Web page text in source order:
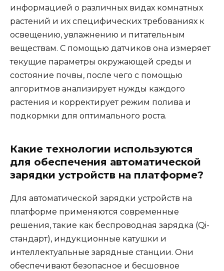
информацией о различных видах комнатных
растений и их специфических требованиях к
освещению, увлажнению и питательным
веществам. С помощью датчиков она измеряет
текущие параметры окружающей среды и
состояние почвы, после чего с помощью
алгоритмов анализирует нужды каждого
растения и корректирует режим полива и
подкормки для оптимального роста.
Какие технологии используются
для обеспечения автоматической
зарядки устройств на платформе?
Для автоматической зарядки устройств на
платформе применяются современные
решения, такие как беспроводная зарядка (Qi-
стандарт), индукционные катушки и
интеллектуальные зарядные станции. Они
обеспечивают безопасное и бесшовное